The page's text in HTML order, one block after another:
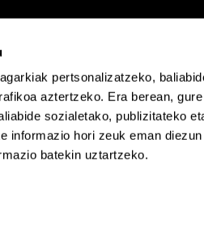
pertsonalizatzeko,
aztertzeko. Era berean,
sozialetako, publizitateko
informazio hori zeuk eman
batekin uztartzeko.
Irisgarritasuna
EHU Tiktok-